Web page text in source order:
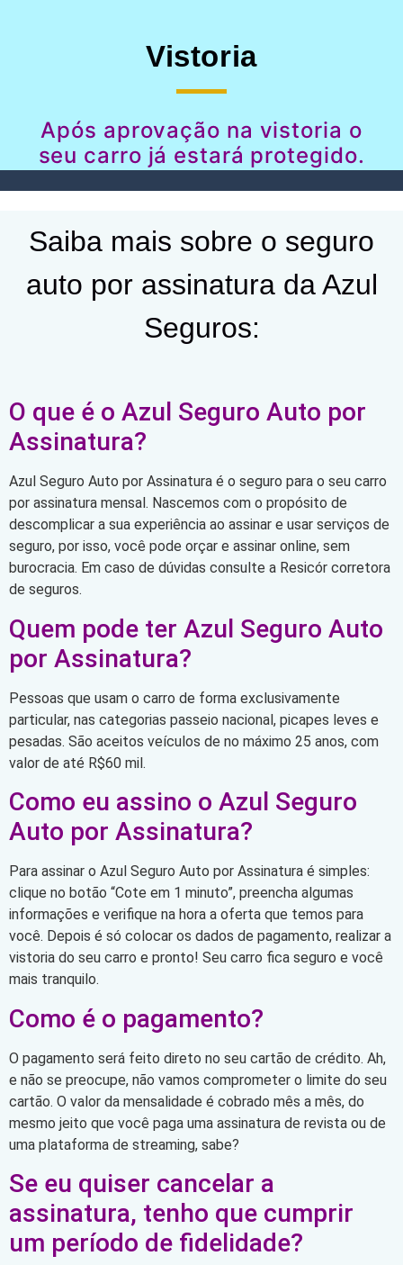
Vistoria
Após aprovação na vistoria o
seu carro já estará protegido.
Saiba mais sobre o seguro
auto por assinatura da Azul
Seguros:
O que é o Azul Seguro Auto por
Assinatura?
Azul Seguro Auto por Assinatura é o seguro para o seu carro
por assinatura mensal. Nascemos com o propósito de
descomplicar a sua experiência ao assinar e usar serviços de
seguro, por isso, você pode orçar e assinar online, sem
burocracia. Em caso de dúvidas consulte a Resicór corretora
de seguros.
Quem pode ter Azul Seguro Auto
por Assinatura?
Pessoas que usam o carro de forma exclusivamente
particular, nas categorias passeio nacional, picapes leves e
pesadas. São aceitos veículos de no máximo 25 anos, com
valor de até R$60 mil.
Como eu assino o Azul Seguro
Auto por Assinatura?
Para assinar o Azul Seguro Auto por Assinatura é simples:
clique no botão “Cote em 1 minuto”, preencha algumas
informações e verifique na hora a oferta que temos para
você. Depois é só colocar os dados de pagamento, realizar a
vistoria do seu carro e pronto! Seu carro fica seguro e você
mais tranquilo.
Como é o pagamento?
O pagamento será feito direto no seu cartão de crédito. Ah,
e não se preocupe, não vamos comprometer o limite do seu
cartão. O valor da mensalidade é cobrado mês a mês, do
mesmo jeito que você paga uma assinatura de revista ou de
uma plataforma de streaming, sabe?
Se eu quiser cancelar a
assinatura, tenho que cumprir
um período de fidelidade?